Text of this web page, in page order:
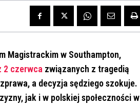
Magistrackim w Southampton,
2 czerwca związanych z tragedią
a decyzja sędziego szokuje.
jak i w polskiej społeczności w